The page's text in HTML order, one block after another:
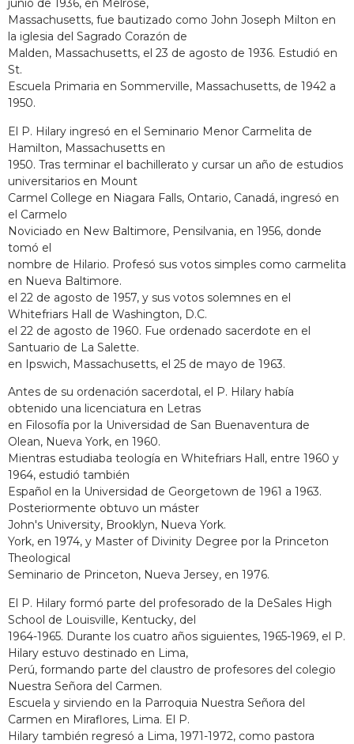
junio de 1936, en Melrose,
Massachusetts, fue bautizado como John Joseph Milton en
la iglesia del Sagrado Corazón de
Malden, Massachusetts, el 23 de agosto de 1936. Estudió en
St.
Escuela Primaria en Sommerville, Massachusetts, de 1942 a
1950.
El P. Hilary ingresó en el Seminario Menor Carmelita de
Hamilton, Massachusetts en
1950. Tras terminar el bachillerato y cursar un año de estudios
universitarios en Mount
Carmel College en Niagara Falls, Ontario, Canadá, ingresó en
el Carmelo
Noviciado en New Baltimore, Pensilvania, en 1956, donde
tomó el
nombre de Hilario. Profesó sus votos simples como carmelita
en Nueva Baltimore.
el 22 de agosto de 1957, y sus votos solemnes en el
Whitefriars Hall de Washington, D.C.
el 22 de agosto de 1960. Fue ordenado sacerdote en el
Santuario de La Salette.
en Ipswich, Massachusetts, el 25 de mayo de 1963.
Antes de su ordenación sacerdotal, el P. Hilary había
obtenido una licenciatura en Letras
en Filosofía por la Universidad de San Buenaventura de
Olean, Nueva York, en 1960.
Mientras estudiaba teología en Whitefriars Hall, entre 1960 y
1964, estudió también
Español en la Universidad de Georgetown de 1961 a 1963.
Posteriormente obtuvo un máster
John's University, Brooklyn, Nueva York.
York, en 1974, y Master of Divinity Degree por la Princeton
Theological
Seminario de Princeton, Nueva Jersey, en 1976.
El P. Hilary formó parte del profesorado de la DeSales High
School de Louisville, Kentucky, del
1964-1965. Durante los cuatro años siguientes, 1965-1969, el P.
Hilary estuvo destinado en Lima,
Perú, formando parte del claustro de profesores del colegio
Nuestra Señora del Carmen.
Escuela y sirviendo en la Parroquia Nuestra Señora del
Carmen en Miraflores, Lima. El P.
Hilary también regresó a Lima, 1971-1972, como pastora